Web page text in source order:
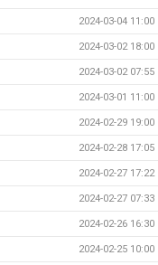
2024-03-04 11:00
2024-03-02 18:00
2024-03-02 07:55
2024-03-01 11:00
2024-02-29 19:00
2024-02-28 17:05
2024-02-27 17:22
2024-02-27 07:33
2024-02-26 16:30
2024-02-25 10:00